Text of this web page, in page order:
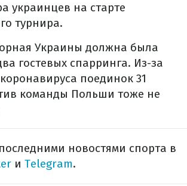
украинцев на старте
турнира.
Украины должна была
гостевых спарринга. Из-за
поединок 31
команды Польши тоже не
новостями спорта в
и Telegram.